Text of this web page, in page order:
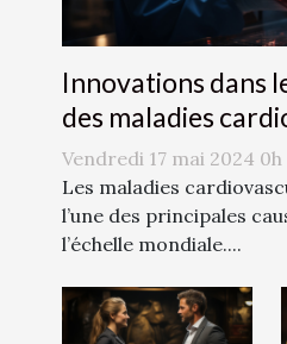
Innovations dans
des maladies
Vendredi 17 mai 2024 0h
Les maladies
l’une des principales
l’échelle mondiale....